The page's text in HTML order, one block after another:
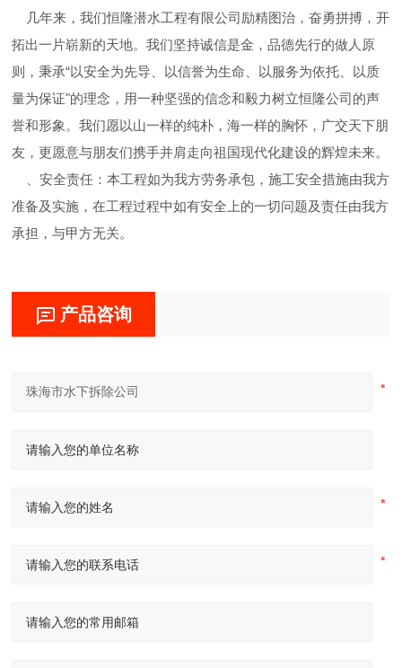
几年来，我们恒隆潜水工程有限公司励精图治，奋勇拼搏，开
拓出一片崭新的天地。我们坚持诚信是金，品德先行的做人原
则，秉承“以安全为先导、以信誉为生命、以服务为依托、以质
量为保证"的理念，用一种坚强的信念和毅力树立恒隆公司的声
誉和形象。我们愿以山一样的纯朴，海一样的胸怀，广交天下朋
友，更愿意与朋友们携手并肩走向祖国现代化建设的辉煌未来。
、安全责任：本工程如为我方劳务承包，施工安全措施由我方
准备及实施，在工程过程中如有安全上的一切问题及责任由我方
承担，与甲方无关。
产品咨询